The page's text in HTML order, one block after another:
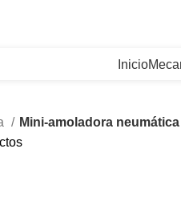
Inicio
Mini-amoladora